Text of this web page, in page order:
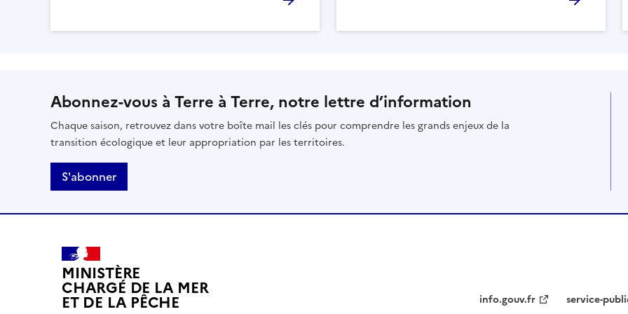
Abonnez-vous à Terre à Terre, notre lettre d’information
Chaque saison, retrouvez dans votre boîte mail les clés pour comprendre les grands enjeux de la
transition écologique et leur appropriation par les territoires.
S'abonner
MINISTÈRE
CHARGÉ DE LA MER
ET DE LA PÊCHE info.gouv.fr service-